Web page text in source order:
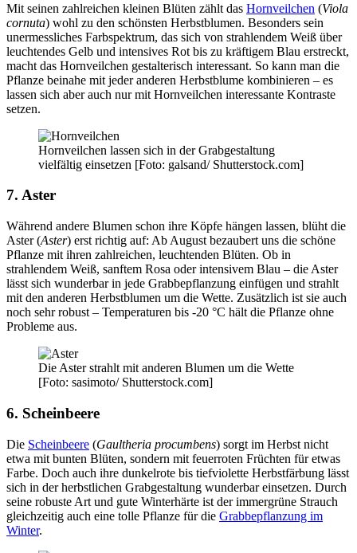
Mit seinen zahlreichen kleinen Blüten zählt das Hornveilchen (Viola
cornuta) wohl zu den schönsten Herbstblumen. Besonders sein
unermessliches Farbspektrum, das sich von strahlendem Weiß über
leuchtendes Gelb und intensives Rot bis zu kräftigem Blau erstreckt,
macht das Hornveilchen gestalterisch interessant. So kann man die
Pflanze beinahe mit jeder anderen Herbstblume kombinieren – es
lassen sich aber auch nur mit Hornveilchen interessante Kontraste
setzen.
Hornveilchen lassen sich in der Grabgestaltung
vielfältig einsetzen [Foto: galsand/ Shutterstock.com]
7. Aster
Während andere Blumen schon ihre Köpfe hängen lassen, blüht die
Aster (Aster) erst richtig auf: Ab August bezaubert uns die schöne
Pflanze mit ihren zahlreichen, leuchtenden Blüten. Ob in
strahlendem Weiß, sanftem Rosa oder intensivem Blau – die Aster
lässt sich wunderbar in jede Grabbepflanzung einfügen und strahlt
mit den anderen Herbstblumen um die Wette. Zusätzlich ist sie auch
noch sehr robust – Temperaturen bis -20 °C hält die Pflanze ohne
Probleme aus.
Die Aster strahlt mit anderen Blumen um die Wette
[Foto: sasimoto/ Shutterstock.com]
6. Scheinbeere
Die Scheinbeere (Gaultheria procumbens) sorgt im Herbst nicht
etwa mit bunten Blüten, sondern mit feuerroten Früchten für etwas
Farbe. Doch auch ihre dunkelrote bis tiefviolette Herbstfärbung lässt
sich in der herbstlichen Grabgestaltung wunderbar einsetzen. Durch
seine robuste Art und gute Winterhärte ist der immergrüne Strauch
gleichzeitig auch eine tolle Pflanze für die Grabbepflanzung im
Winter.